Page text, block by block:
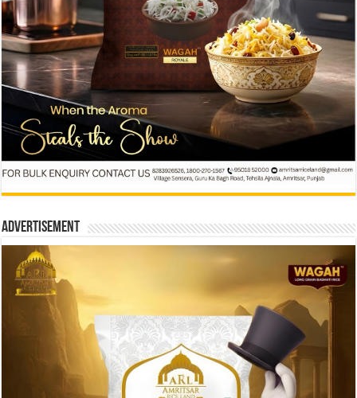
Advertisement